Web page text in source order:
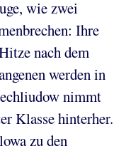
wie zwei
Ihre
nach dem
werden in
nimmt
Klasse hinterher.
zu den